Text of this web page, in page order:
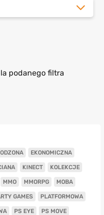
podanego filtra
EKONOMICZNA
KINECT KOLEKCJE
MMO MMORPG MOBA
GAMES PLATFORMOWA
PS EYE PS MOVE